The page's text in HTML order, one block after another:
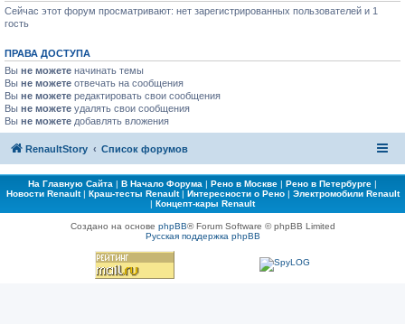
Сейчас этот форум просматривают: нет зарегистрированных пользователей и 1
гость
ПРАВА ДОСТУПА
Вы не можете начинать темы
Вы не можете отвечать на сообщения
Вы не можете редактировать свои сообщения
Вы не можете удалять свои сообщения
Вы не можете добавлять вложения
RenaultStory Список форумов
На Главную Сайта | В Начало Форума | Рено в Москве | Рено в Петербурге |
Новости Renault| Краш-тесты Renault| Интересности о Рено| Электромобили Renault
| Концепт-кары Renault
Создано на основе phpBB® Forum Software © phpBB Limited
Русская поддержка phpBB